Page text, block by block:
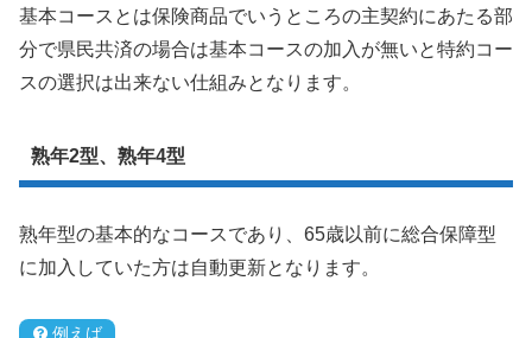
基本コースとは保険商品でいうところの主契約にあたる部
分で県民共済の場合は基本コースの加入が無いと特約コー
スの選択は出来ない仕組みとなります。
熟年2型、熟年4型
熟年型の基本的なコースであり、65歳以前に総合保障型
に加入していた方は自動更新となります。
例えば